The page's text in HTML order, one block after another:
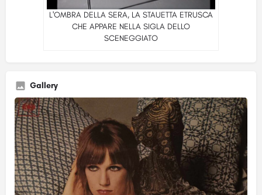
L'OMBRA DELLA SERA, LA STAUETTA ETRUSCA
CHE APPARE NELLA SIGLA DELLO
SCENEGGIATO
Gallery